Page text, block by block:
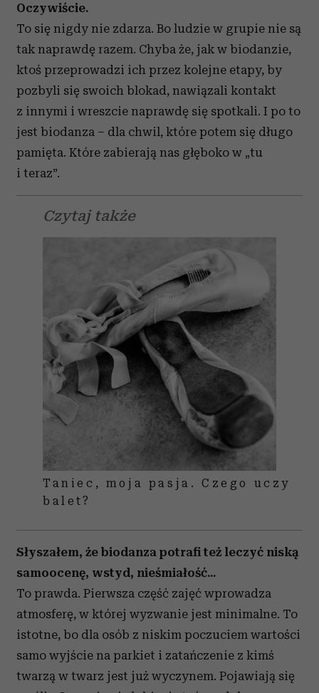
Oczywiście.
To się nigdy nie zdarza. Bo ludzie w grupie nie są
tak naprawdę razem. Chyba że, jak w biodanzie,
ktoś przeprowadzi ich przez kolejne etapy, by
pozbyli się swoich blokad, nawiązali kontakt
z innymi i wreszcie naprawdę się spotkali. I po to
jest biodanza – dla chwil, które potem się długo
pamięta. Które zabierają nas głęboko w „tu
i teraz”.
Czytaj także
Taniec, moja pasja. Czego uczy
balet?
Słyszałem, że biodanza potrafi też leczyć niską
samoocenę, wstyd, nieśmiałość...
To prawda. Pierwsza część zajęć wprowadza
atmosferę, w której wyzwanie jest minimalne. To
istotne, bo dla osób z niskim poczuciem wartości
samo wyjście na parkiet i zatańczenie z kimś
twarzą w twarz jest już wyczynem. Pojawiają się